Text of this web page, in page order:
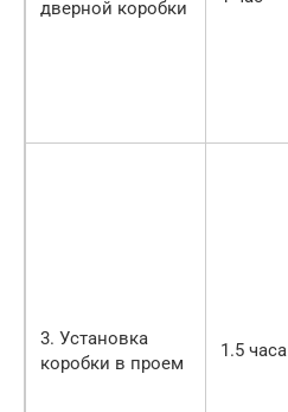
дверной коробки
3. Установка
коробки в проем
1.5 часа